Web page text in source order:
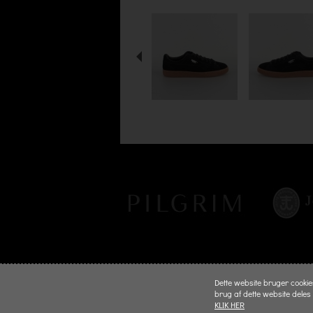
Dette website bruger
brug af dette website
KLIK HER